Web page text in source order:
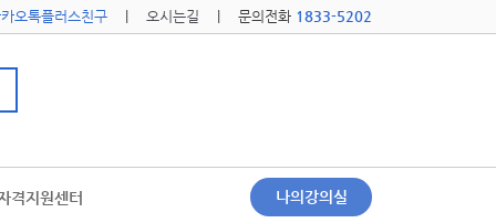
오톡플러스친구 오시는길 | 문의전화 1833-5202
격지원센터 나의강의실